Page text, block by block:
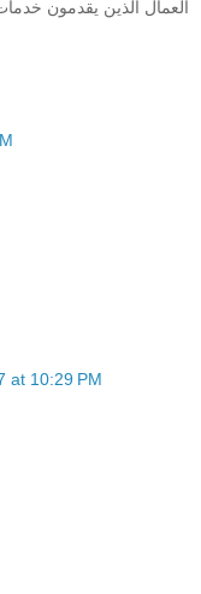
العمال الذين يقدمون
at 10:29 PM